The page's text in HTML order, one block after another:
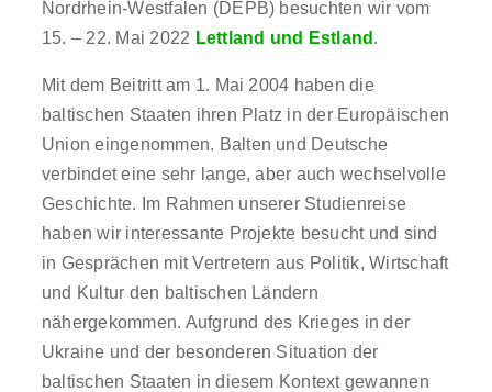
Nordrhein-Westfalen (DEPB) besuchten wir vom
15. – 22. Mai 2022 Lettland und Estland .
Mit dem Beitritt am 1. Mai 2004 haben die
baltischen Staaten ihren Platz in der Europäischen
Union eingenommen. Balten und Deutsche
verbindet eine sehr lange, aber auch wechselvolle
Geschichte. Im Rahmen unserer Studienreise
haben wir interessante Projekte besucht und sind
in Gesprächen mit Vertretern aus Politik, Wirtschaft
und Kultur den baltischen Ländern
nähergekommen. Aufgrund des Krieges in der
Ukraine und der besonderen Situation der
baltischen Staaten in diesem Kontext gewannen